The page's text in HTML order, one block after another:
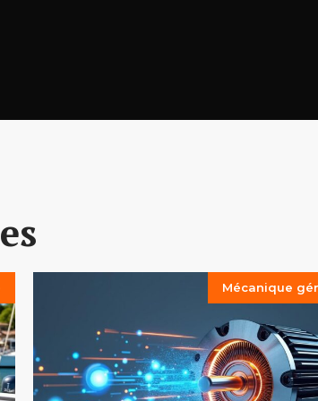
Mécanique